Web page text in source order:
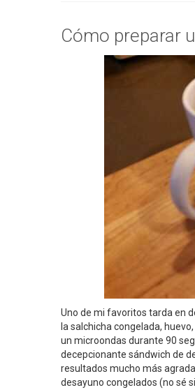
Cómo preparar
Uno de mi favoritos tarda en
la salchicha congelada,
un microondas durante 90
decepcionante sándwich de
resultados mucho más
desayuno congelados (no sé